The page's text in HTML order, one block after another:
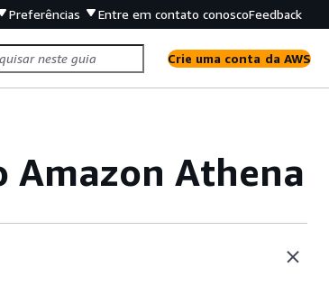
Preferências Entre em contato conoscoFeedback
Crie uma conta da AWS
Amazon Athena